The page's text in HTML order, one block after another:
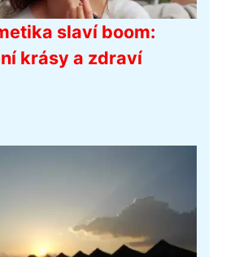
slaví boom:
krásy a zdraví